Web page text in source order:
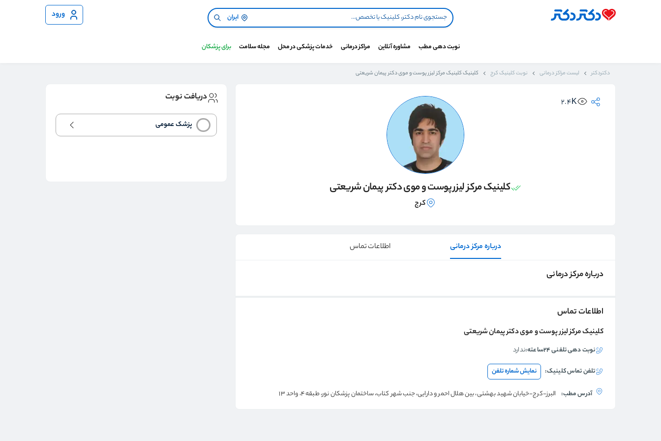
ایران ورود
نوبت دهی مطب مشاوره آنلاین مراکز درمانی خدمات پزشکی در محل مجله سلامت برای پزشکان
دکتردکتر لیست مراکز درمانی نوبت کلینیک کرج کلینیک کلینیک مرکز لیزر پوست و موی دکتر پیمان شریعتی
2.4K
کلینیک مرکز لیزر پوست و موی دکتر پیمان شریعتی
کرج
درباره مرکز درمانی اطلاعات تماس
درباره مرکز درمانی
اطلاعات تماس
کلینیک مرکز لیزر پوست و موی دکتر پیمان شریعتی
نوبت دهی تلفنی ۲۴ساعته: ندارد
تلفن تماسکلینیک: نمایش شماره تلفن
آدرس مطب: البرز-کرج-خیابان شهید بهشتی، بین هلال احمر و دارایی، جنب شهر کتاب، ساختمان پزشکان نور، طبقه 4، واحد 13
دریافت نوبت
پزشک عمومی